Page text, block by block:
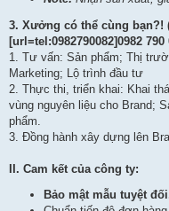
3. Xưởng có thể cùng bạn?!
[url=tel:0982790082]0982
1. Tư vấn: Sản phẩm; Thị
Marketing; Lộ trình đầu tư
2. Thực thi, triển khai: Khai
vùng nguyên liệu cho Brand;
phẩm.
3. Đồng hành xây dựng lên
II. Cam kết của công ty:
Bảo mật mẫu tuyệt